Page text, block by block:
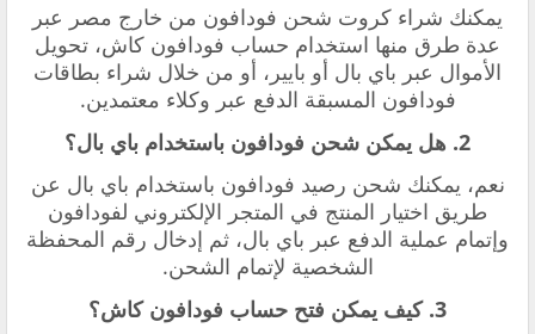
يمكنك شراء كروت شحن فودافون من خارج مصر عبر
عدة طرق منها استخدام حساب فودافون كاش، تحويل
الأموال عبر باي بال أو بايير، أو من خلال شراء بطاقات
فودافون المسبقة الدفع عبر وكلاء معتمدين.
2. هل يمكن شحن فودافون باستخدام باي بال؟
نعم، يمكنك شحن رصيد فودافون باستخدام باي بال عن
طريق اختيار المنتج في المتجر الإلكتروني لفودافون
وإتمام عملية الدفع عبر باي بال، ثم إدخال رقم المحفظة
الشخصية لإتمام الشحن.
3. كيف يمكن فتح حساب فودافون كاش؟